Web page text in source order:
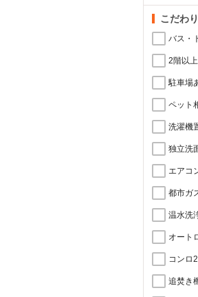
こだわ
バス・
2階以上
駐車場
ペット
洗濯機
独立洗
エアコ
都市ガ
温水洗
オート
コンロ
追焚き